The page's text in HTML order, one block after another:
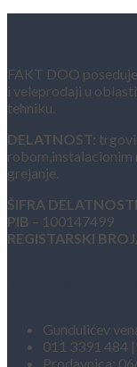
FAKT DOO
i veleprodaji u
tehniku.
DELATNOST:
grejanje.
ŠIFRA
PIB – 100147499
REGISTARSKI
Gundulićev
011 3391 484
Prodavnica: